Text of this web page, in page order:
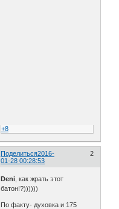
+8
Поделиться 2
2016-
01-28 00:28:53
Deni , как жрать этот
батон!?))))))
По факту- духовка и 175